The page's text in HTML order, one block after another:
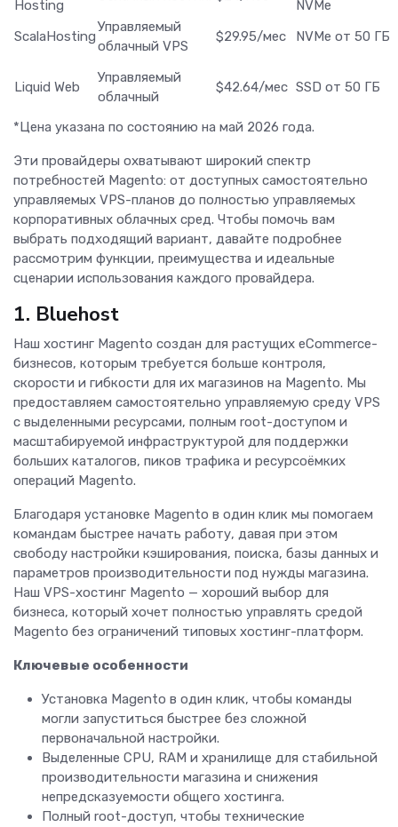
Hosting
NVMe
ScalaHosting
Управляемый
облачный VPS
$29.95/мес NVMe от 50 ГБ
Liquid Web
Управляемый
облачный
$42.64/мес SSD от 50 ГБ
*Цена указана по состоянию на май 2026 года.
Эти провайдеры охватывают широкий спектр
потребностей Magento: от доступных самостоятельно
управляемых VPS-планов до полностью управляемых
корпоративных облачных сред. Чтобы помочь вам
выбрать подходящий вариант, давайте подробнее
рассмотрим функции, преимущества и идеальные
сценарии использования каждого провайдера.
1. Bluehost
Наш хостинг Magento создан для растущих eCommerce-
бизнесов, которым требуется больше контроля,
скорости и гибкости для их магазинов на Magento. Мы
предоставляем самостоятельно управляемую среду VPS
с выделенными ресурсами, полным root-доступом и
масштабируемой инфраструктурой для поддержки
больших каталогов, пиков трафика и ресурсоёмких
операций Magento.
Благодаря установке Magento в один клик мы помогаем
командам быстрее начать работу, давая при этом
свободу настройки кэширования, поиска, базы данных и
параметров производительности под нужды магазина.
Наш VPS-хостинг Magento — хороший выбор для
бизнеса, который хочет полностью управлять средой
Magento без ограничений типовых хостинг-платформ.
Ключевые особенности
Установка Magento в один клик, чтобы команды
могли запуститься быстрее без сложной
первоначальной настройки.
Выделенные CPU, RAM и хранилище для стабильной
производительности магазина и снижения
непредсказуемости общего хостинга.
Полный root-доступ, чтобы технические